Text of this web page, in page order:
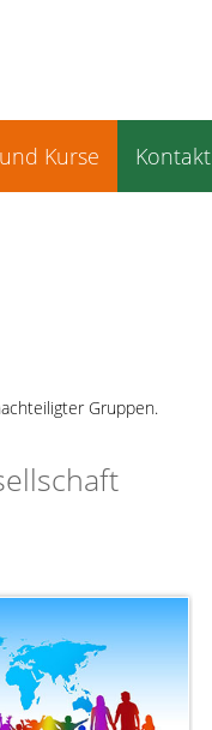
Kurse Kontakt
Gruppen.